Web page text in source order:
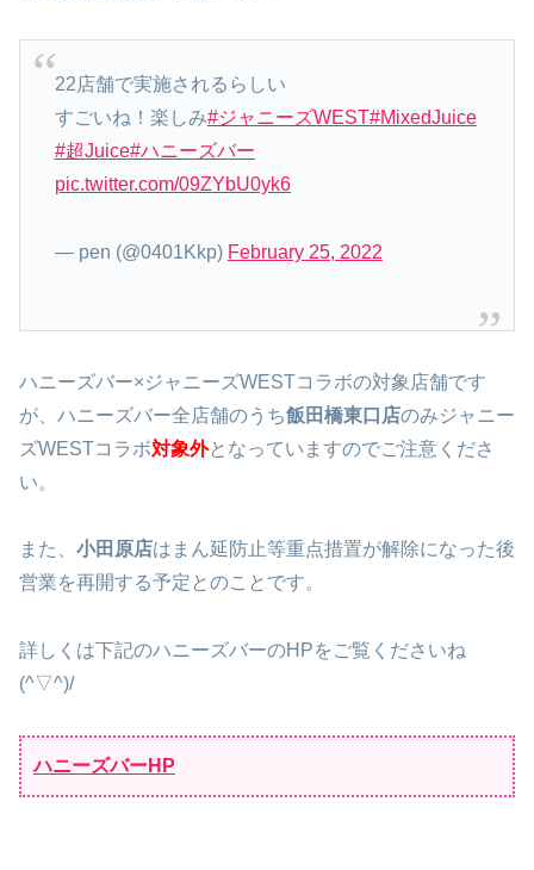
22店舗で実施されるらしい
すごいね！楽しみ#ジャニーズWEST#MixedJuice
#超Juice#ハニーズバー
pic.twitter.com/09ZYbU0yk6
— pen (@0401Kkp) February 25, 2022
ハニーズバー×ジャニーズWESTコラボの対象店舗です
が、ハニーズバー全店舗のうち飯田橋東口店のみジャニー
ズWESTコラボ対象外となっていますのでご注意くださ
い。
また、 小田原店はまん延防止等重点措置が解除になった後
営業を再開する予定とのことです。
詳しくは下記のハニーズバーのHPをご覧くださいね
(^▽^)/
ハニーズバーHP